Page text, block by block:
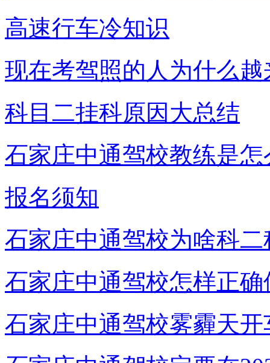
高速行车冷知识
现在考驾照的人为什么越
科目二挂科原因大总结
石家庄中通驾校教练是怎
报名须知
石家庄中通驾校为啥科
石家庄中通驾校怎样正
石家庄中通驾校雾霾天